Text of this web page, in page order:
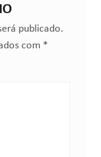
publicado.
com *